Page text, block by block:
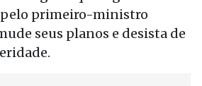
primeiro-ministro
seus planos e desista de